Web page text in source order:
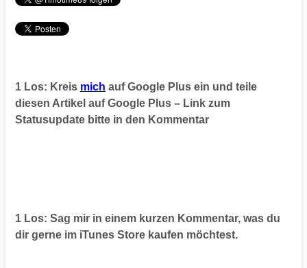
1 Los: Kreis mich auf Google Plus ein und teile
diesen Artikel auf Google Plus – Link zum
Statusupdate bitte in den Kommentar
1 Los: Sag mir in einem kurzen Kommentar, was du
dir gerne im iTunes Store kaufen möchtest.